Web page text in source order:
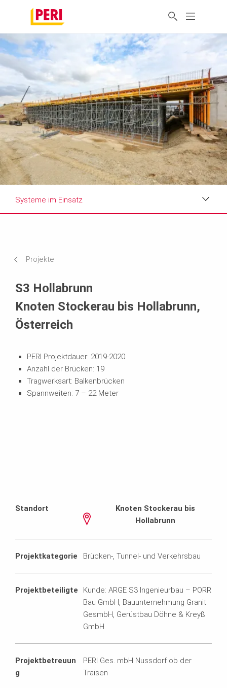
Systeme im Einsatz
Projekte
S3 Hollabrunn
Knoten Stockerau bis Hollabrunn,
Österreich
PERI Projektdauer: 2019-2020
Anzahl der Brücken: 19
Tragwerksart: Balkenbrücken
Spannweiten: 7 – 22 Meter
Standort
Knoten Stockerau bis
Hollabrunn
Projektkategorie Brücken-, Tunnel- und Verkehrsbau
Projektbeteiligte
Kunde: ARGE S3 Ingenieurbau – PORR
Bau GmbH, Bauunternehmung Granit
GesmbH, Gerüstbau Döhne & Kreyß
GmbH
Projektbetreuun
g
PERI Ges. mbH Nussdorf ob der
Traisen